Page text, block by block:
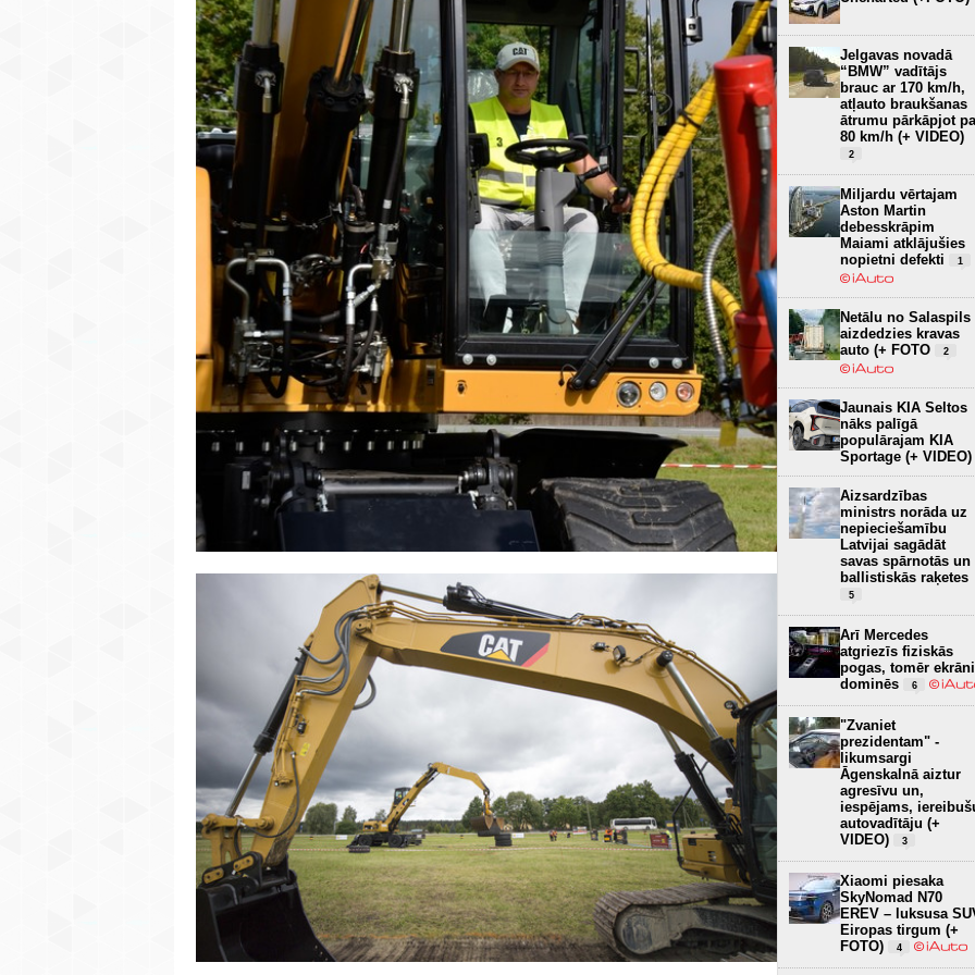
Jelgavas novadā
“BMW” vadītājs
brauc ar 170 km/h,
atļauto braukšanas
ātrumu pārkāpjot
80 km/h (+ VIDEO)
2
Miljardu vērtajam
Aston Martin
debesskrāpim
Maiami atklājušies
nopietni defekti
1
Netālu no Salaspils
aizdedzies kravas
auto (+ FOTO
2
Jaunais KIA Seltos
nāks palīgā
populārajam KIA
Sportage (+ VIDEO)
Aizsardzības
ministrs norāda uz
nepieciešamību
Latvijai sagādāt
savas spārnotās un
ballistiskās raķetes
5
Arī Mercedes
atgriezīs fiziskās
pogas, tomēr ekrāni
dominēs
6
"Zvaniet
prezidentam" -
likumsargi
Āgenskalnā aiztur
agresīvu un,
iespējams,
autovadītāju (+
VIDEO)
3
Xiaomi piesaka
SkyNomad N70
EREV – luksusa
Eiropas tirgum (+
FOTO)
4